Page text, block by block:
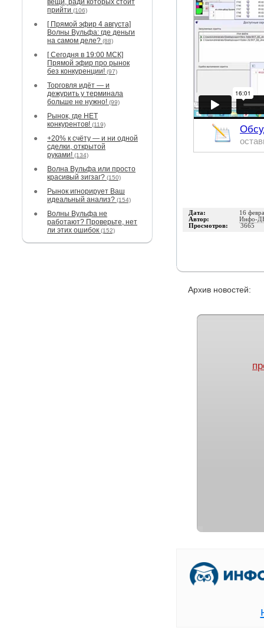
вещи, ради которых стоит
прийти (106)
[ Прямой эфир 4 августа]
Волны Вульфа: где деньги
на самом деле? (88)
[ Сегодня в 19:00 МСК]
Прямой эфир про рынок
без конкуренции! (97)
Торговля идёт — и
дежурить у терминала
больше не нужно! (99)
Рынок, где НЕТ
конкурентов! (119)
+20% к счёту — и ни одной
сделки, открытой
руками! (134)
Волна Вульфа или просто
красивый зигзаг? (150)
Рынок игнорирует Ваш
идеальный анализ? (154)
Волны Вульфа не
работают? Проверьте, нет
ли этих ошибок (152)
Дата: 16
Автор: Инфо-
Просмотров: 3665
Архив новостей:
[